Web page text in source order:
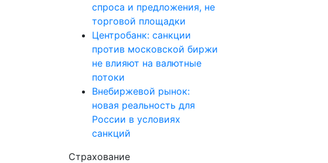
спроса и предложения, не
торговой площадки
Центробанк: санкции
против московской биржи
не влияют на валютные
потоки
Внебиржевой рынок:
новая реальность для
России в условиях
санкций
Страхование